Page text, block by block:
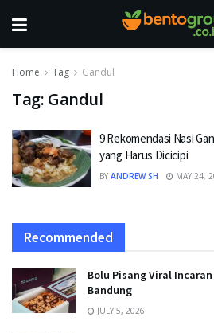
Home Tag Gandul
Tag: Gandul
9 Rekomendasi Nasi
yang Harus Dicicipi
BY ANDREW SH MAY 24,
Recommended
Bolu Pisang Viral
Bandung
JULY 5, 2026